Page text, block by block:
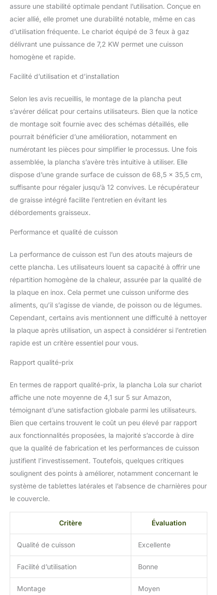
vos spatules sales. Les
tablettes sont
rabattables ce qui rend le
produit, une fois fermé,
très compact et facile à
dont 2 autobloquantes.
Lola inclus un couvercle
pour la fermer
completement après
utlisation et garder la
plaque propre après
nettoyage. Brasero une
marque Favex: marque
40 ans d'expérience, les
barbecues & planchas
Brasero vous offrent la
cuisson pour extérieur.
assure une stabilité optimale pendant l’utilisation. Conçue en
acier allié, elle promet une durabilité notable, même en cas
d’utilisation fréquente. Le chariot équipé de 3 feux à gaz
délivrant une puissance de 7,2 KW permet une cuisson
homogène et rapide.
Facilité d’utilisation et d’installation
Selon les avis recueillis, le montage de la plancha peut
s’avérer délicat pour certains utilisateurs. Bien que la notice
de montage soit fournie avec des schémas détaillés, elle
pourrait bénéficier d’une amélioration, notamment en
numérotant les pièces pour simplifier le processus. Une fois
assemblée, la plancha s’avère très intuitive à utiliser. Elle
dispose d’une grande surface de cuisson de 68,5 x 35,5 cm,
suffisante pour régaler jusqu’à 12 convives. Le récupérateur
de graisse intégré facilite l’entretien en évitant les
débordements graisseux.
Performance et qualité de cuisson
La performance de cuisson est l’un des atouts majeurs de
cette plancha. Les utilisateurs louent sa capacité à offrir une
répartition homogène de la chaleur, assurée par la qualité de
la plaque en inox. Cela permet une cuisson uniforme des
aliments, qu’il s’agisse de viande, de poisson ou de légumes.
Cependant, certains avis mentionnent une difficulté à nettoyer
la plaque après utilisation, un aspect à considérer si l’entretien
rapide est un critère essentiel pour vous.
Rapport qualité-prix
En termes de rapport qualité-prix, la plancha Lola sur chariot
affiche une note moyenne de 4,1 sur 5 sur Amazon,
témoignant d’une satisfaction globale parmi les utilisateurs.
Bien que certains trouvent le coût un peu élevé par rapport
aux fonctionnalités proposées, la majorité s’accorde à dire
que la qualité de fabrication et les performances de cuisson
justifient l’investissement. Toutefois, quelques critiques
soulignent des points à améliorer, notamment concernant le
système de tablettes latérales et l’absence de charnières pour
le couvercle.
Critère Évaluation
Qualité de cuisson Excellente
Facilité d’utilisation Bonne
Montage Moyen